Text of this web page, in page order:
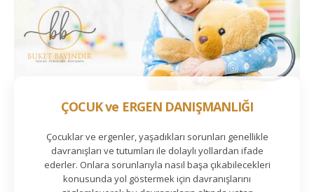
ÇOCUK ve ERGEN DANIŞMANLIĞI
Çocuklar ve ergenler, yaşadıkları sorunları genellikle
davranışları ve tutumları ile dolaylı yollardan ifade
ederler. Onlara sorunlarıyla nasıl başa çıkabilecekleri
konusunda yol göstermek için davranışlarını